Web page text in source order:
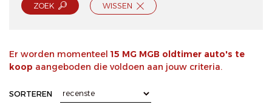
ZOEK WISSEN
Er worden momenteel 15 MG MGB oldtimer auto's te
koop aangeboden die voldoen aan jouw criteria.
SORTEREN